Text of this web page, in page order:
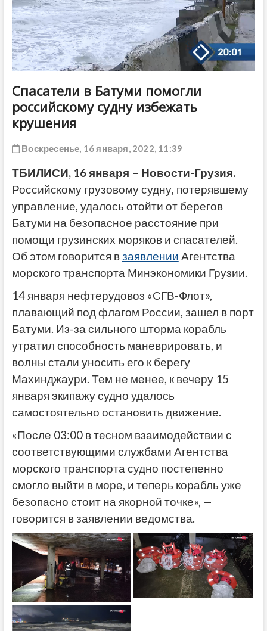
Спасатели в Батуми помогли
российскому судну избежать
крушения
Воскресенье, 16 января, 2022, 11:39
ТБИЛИСИ, 16 января – Новости-Грузия.
Российскому грузовому судну, потерявшему
управление, удалось отойти от берегов
Батуми на безопасное расстояние при
помощи грузинских моряков и спасателей.
Об этом говорится взаявлении Агентства
морского транспорта Минэкономики Грузии.
14 января нефтерудовоз «СГВ-Флот»,
плавающий под флагом России, зашел в порт
Батуми. Из-за сильного шторма корабль
утратил способность маневрировать, и
волны стали уносить его к берегу
Махинджаури. Тем не менее, к вечеру 15
января экипажу судно удалось
самостоятельно остановить движение.
«После 03:00 в тесном взаимодействии с
соответствующими службами Агентства
морского транспорта судно постепенно
смогло выйти в море, и теперь корабль уже
безопасно стоит на якорной точке», —
говорится в заявлении ведомства.